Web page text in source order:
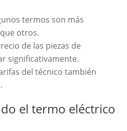
termos son más
otros.
de las piezas de
significativamente.
del técnico también
el termo eléctrico